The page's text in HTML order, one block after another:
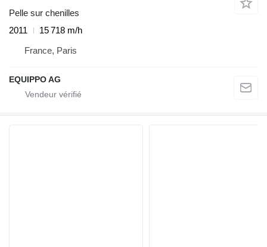
Pelle sur chenilles
2011
15 718 m/h
France, Paris
EQUIPPO AG